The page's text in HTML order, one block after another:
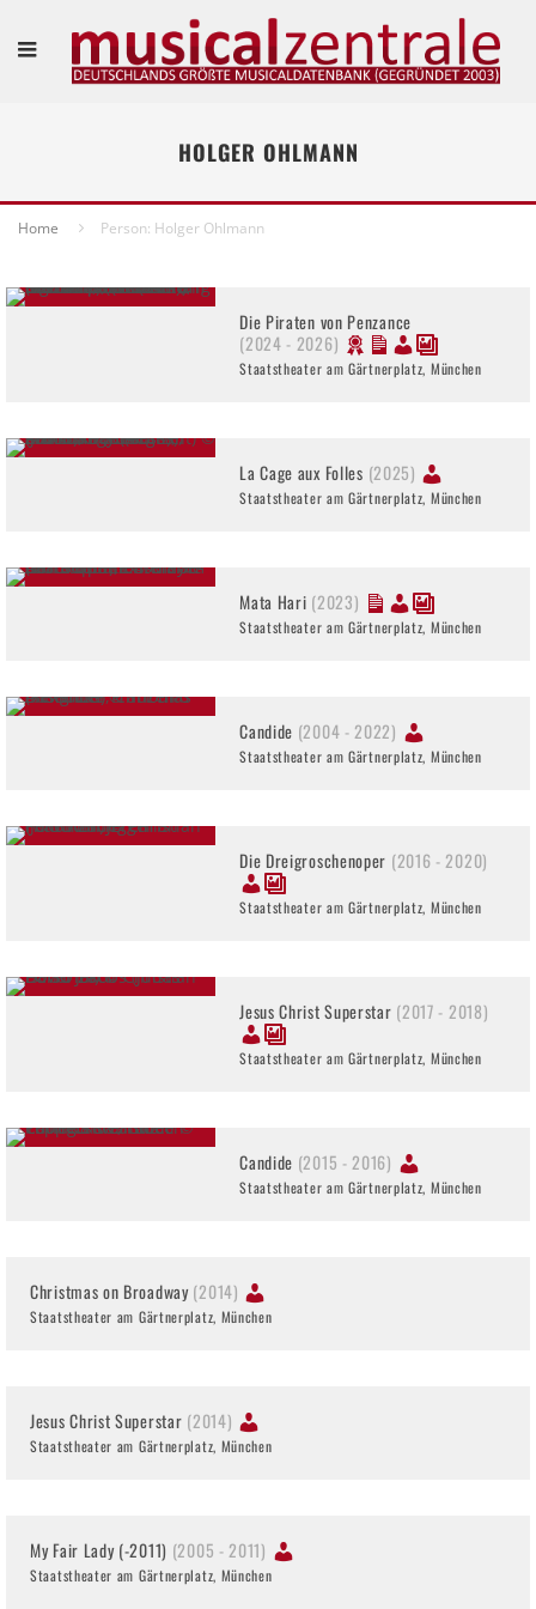
HOLGER OHLMANN
Home Person: Holger Ohlmann
Die Piraten von Penzance
(2024 - 2026)
Staatstheater am Gärtnerplatz, München
La Cage aux Folles (2025)
Staatstheater am Gärtnerplatz, München
Mata Hari (2023)
Staatstheater am Gärtnerplatz, München
Candide (2004 - 2022)
Staatstheater am Gärtnerplatz, München
Die Dreigroschenoper (2016 - 2020)
Staatstheater am Gärtnerplatz, München
Jesus Christ Superstar (2017 - 2018)
Staatstheater am Gärtnerplatz, München
Candide (2015 - 2016)
Staatstheater am Gärtnerplatz, München
Christmas on Broadway(2014)
Staatstheater am Gärtnerplatz, München
Jesus Christ Superstar (2014)
Staatstheater am Gärtnerplatz, München
My Fair Lady (-2011) (2005 - 2011)
Staatstheater am Gärtnerplatz, München